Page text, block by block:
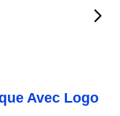
Avec Logo